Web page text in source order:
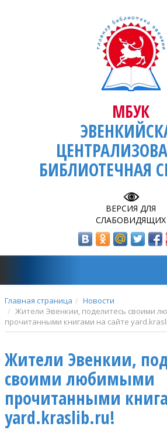
МБУК
БИБЛИОТЕЧНАЯ
ВЕРСИЯ ДЛЯ
СЛАБОВИДЯЩИХ
Главная страница
Новости
Жители Эвенкии, поделитесь своими
прочитанными книгами на сайте
Жители Эвенкии,
своими любимыми
прочитанными
yard.kraslib.ru!